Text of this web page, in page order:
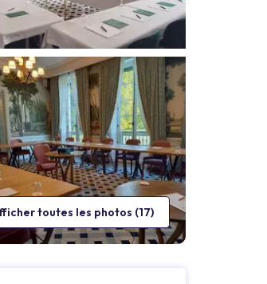
toutes les photos (17)